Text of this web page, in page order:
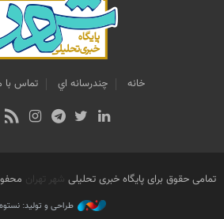
خانه چندرسانه اي تماس با
تمامی حقوق برای پایگاه خبری تحلیلی شهر تهران
طراحی و تولید: نستوه